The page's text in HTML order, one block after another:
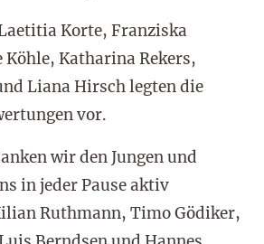
Korte, Franziska
Köhle, Katharina Rekers,
Liana Hirsch legten die
vor.
wir den Jungen und
in jeder Pause aktiv
Ruthmann, Timo Gödiker,